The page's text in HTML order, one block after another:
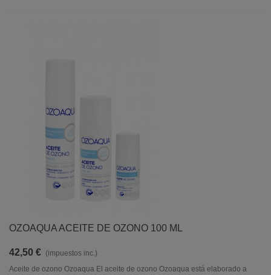
OZOAQUA ACEITE DE OZONO 100 ML
42,50 € (impuestos inc.)
Aceite de ozono Ozoaqua El aceite de ozono Ozoaqua está elaborado a